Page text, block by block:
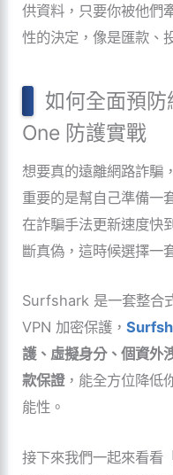
供資料，只要你被他們
性的決定，像是匯款、
如何全面預
One 防護實戰
想要真的遠離網路詐騙
重要的是幫自己準備一
在詐騙手法更新速度快
斷真偽，這時候選擇一
Surfshark 是一套整合
VPN 加密保護，
護、虛擬身分、個資外
款保證，能全方位降低
能性。
接下來我們一起來看看